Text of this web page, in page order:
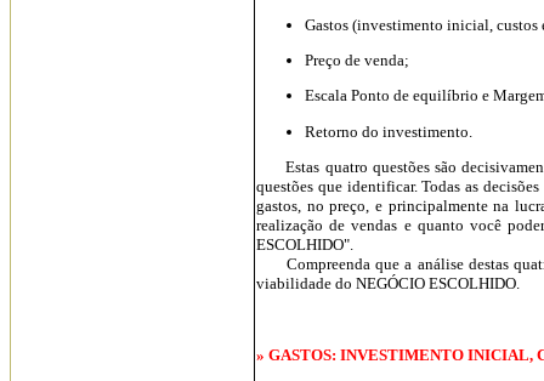
Gastos (investimento inicial, custos
Preço de venda;
Escala Ponto de equilíbrio e
Retorno do investimento.
Estas quatro questões são
questões que identificar. Todas as
gastos, no preço, e principalmente na
realização de vendas e quanto você
ESCOLHIDO".
Compreenda que a análise destas
viabilidade do NEGÓCIO ESCOLHIDO.
» GASTOS: INVESTIMENTO INICIAL,